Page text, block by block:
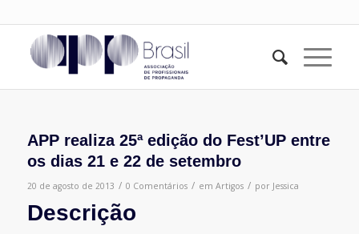
APP realiza 25ª edição do Fest’UP entre
os dias 21 e 22 de setembro
20 de agosto de 2013 / 0 Comentários / em Artigos / por Jessica
Descrição